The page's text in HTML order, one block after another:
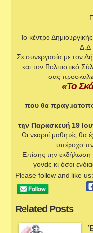
Το κέντρο
Δ.Δ
Σε συνεργασία με τον
και τον Πολιτιστικό
σας
«Το
που θα
την Παρασκευή 19
Οι νεαροί μαθητές θα
υπέροχο
Επίσης την
γονείς κι όσοι
Please follow and like us:
Related Posts